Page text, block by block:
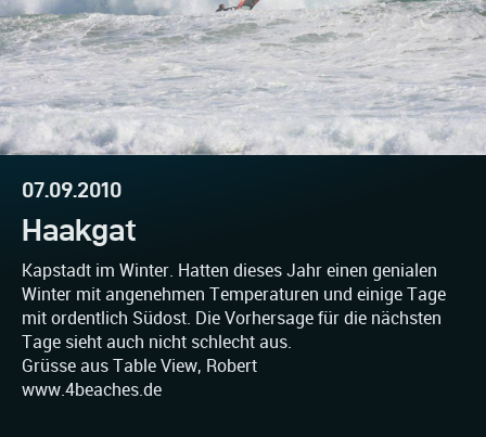
07.09.2010
Haakgat
Kapstadt im Winter. Hatten dieses Jahr einen genialen
Winter mit angenehmen Temperaturen und einige Tage
mit ordentlich Südost. Die Vorhersage für die nächsten
Tage sieht auch nicht schlecht aus.
Grüsse aus Table View, Robert
www.4beaches.de